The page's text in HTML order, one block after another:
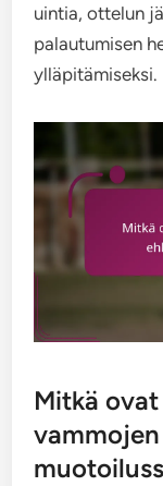
uintia, ottelun
palautumisen
ylläpitämiseksi.
Mitkä